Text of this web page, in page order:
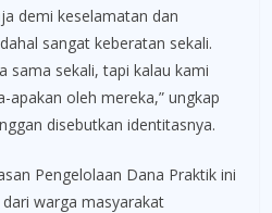
demi keselamatan dan
sangat keberatan sekali.
sama sekali, tapi kalau kami
oleh mereka,” ungkap
disebutkan identitasnya.
Pengelolaan Dana Praktik ini
warga masyarakat